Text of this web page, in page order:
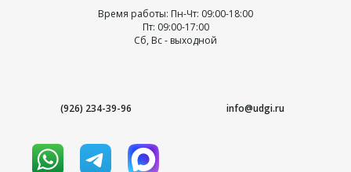
Время работы: Пн-Чт: 09:00-18:00
Пт: 09:00-17:00
Сб, Вс - выходной
(926) 234-39-96 info@udgi.ru